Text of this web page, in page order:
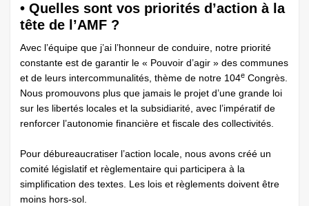
• Quelles sont vos priorités d’action à la
tête de l’AMF ?
Avec l’équipe que j’ai l’honneur de conduire, notre priorité
constante est de garantir le « Pouvoir d’agir » des communes
et de leurs intercommunalités, thème de notre 104e Congrès.
Nous promouvons plus que jamais le projet d’une grande loi
sur les libertés locales et la subsidiarité, avec l’impératif de
renforcer l’autonomie financière et fiscale des collectivités.
Pour débureaucratiser ­l’action locale, nous avons créé un
comité législatif et règlementaire qui participera à la
simplification des textes. Les lois et règlements doivent être
moins hors-sol.